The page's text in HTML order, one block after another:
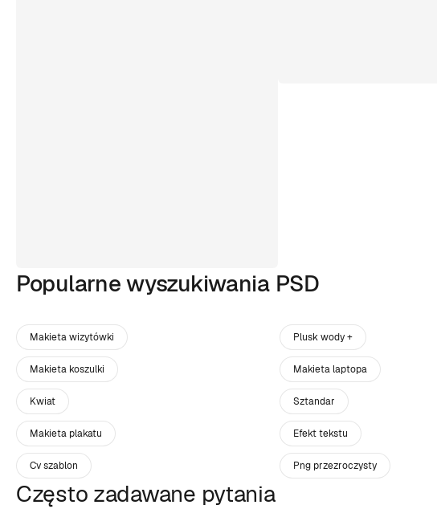
Popularne wyszukiwania PSD
Makieta wizytówki Plusk wody +
Makieta koszulki Makieta laptopa
Kwiat Sztandar
Makieta plakatu Efekt tekstu
Cv szablon Png przezroczysty
Często zadawane pytania